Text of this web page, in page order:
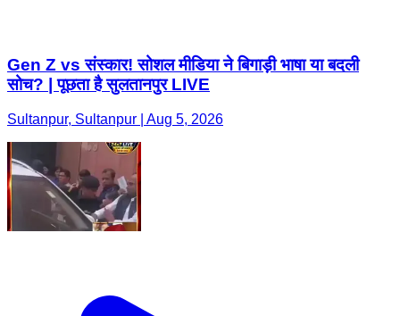
Gen Z vs संस्कार! सोशल मीडिया ने बिगाड़ी भाषा या बदली
सोच? | पूछता है सुलतानपुर LIVE
Sultanpur, Sultanpur | Aug 5, 2026